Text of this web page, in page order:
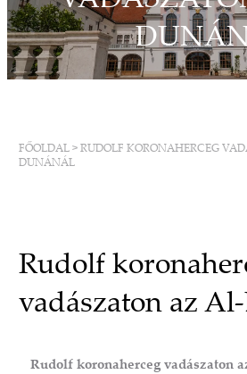
FŐOLDAL > RUDOLF KORONAHERCEG
DUNÁNÁL
Rudolf
vadászaton az
Rudolf koronaherceg vadászaton